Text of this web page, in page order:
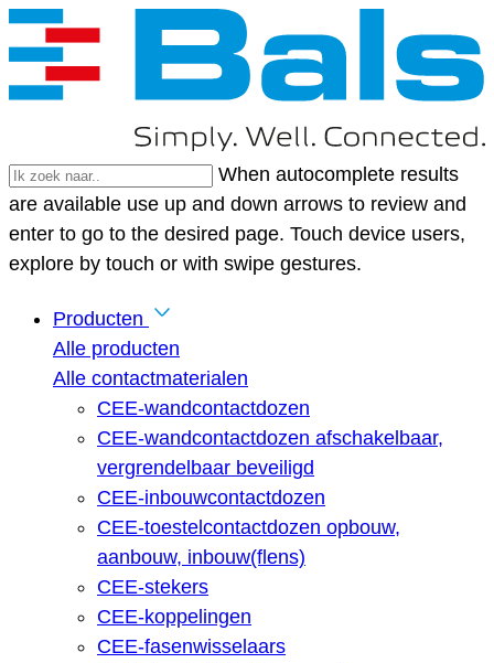
When autocomplete results
are available use up and down arrows to review and
enter to go to the desired page. Touch device users,
explore by touch or with swipe gestures.
Producten
Alle producten
Alle contactmaterialen
CEE-wandcontactdozen
CEE-wandcontactdozen afschakelbaar,
vergrendelbaar beveiligd
CEE-inbouwcontactdozen
CEE-toestelcontactdozen opbouw,
aanbouw, inbouw(flens)
CEE-stekers
CEE-koppelingen
CEE-fasenwisselaars